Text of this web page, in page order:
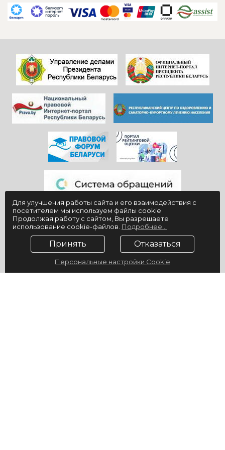
САДОВНИКАМ
видишь, КАК они
Здоровья и
благополучия
всем!
сотрудников
ресепшен и
другие службы и
дальнейшего
красивой и вечно
молодой
«Юности».
Для улучшения работы сайта и его взаимодействия с
посетителем мы используем файлы cookie
Продолжая работу с сайтом, Вы разрешаете
использование cookie-файлов. Подробнее...
Принять Отказаться
Персональные настройки Cookie